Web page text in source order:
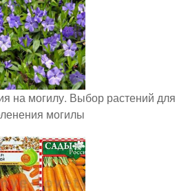
на могилу. Выбор растений для
могилы